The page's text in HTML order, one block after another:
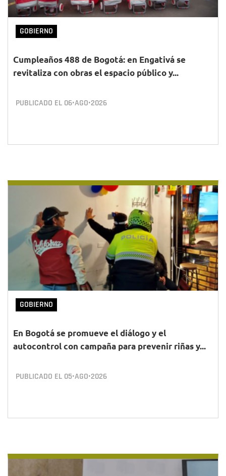
GOBIERNO
Cumpleaños 488 de Bogotá: en Engativá se
revitaliza con obras el espacio público y...
PUBLICADO EL 06•AGO•2026
GOBIERNO
En Bogotá se promueve el diálogo y el
autocontrol con campaña para prevenir riñas y...
PUBLICADO EL 05•AGO•2026